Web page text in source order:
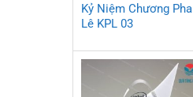
Kỷ Niệm Chương Pha
Lê KPL 03